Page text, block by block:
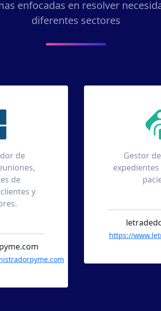
enfocadas en resolver
diferentes sectores
agenda y
clínicos para